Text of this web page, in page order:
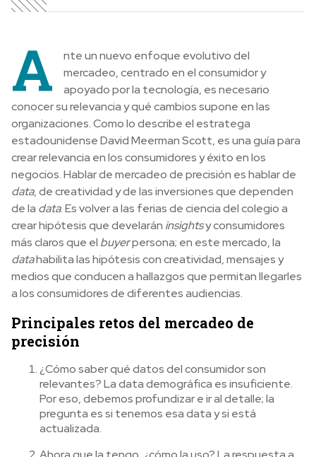
A
nte un nuevo enfoque evolutivo del
mercadeo, centrado en el consumidor y
apoyado por la tecnología, es necesario
conocer su relevancia y qué cambios supone en las
organizaciones. Como lo describe el estratega
estadounidense David Meerman Scott, es una guía para
crear relevancia en los consumidores y éxito en los
negocios. Hablar de mercadeo de precisión es hablar de
data, de creatividad y de las inversiones que dependen
de la data. Es volver a las ferias de ciencia del colegio a
crear hipótesis que develarán insightsy consumidores
más claros que el buyerpersona; en este mercado, la
datahabilita las hipótesis con creatividad, mensajes y
medios que conducen a hallazgos que permitan llegarles
a los consumidores de diferentes audiencias.
Principales retos del mercadeo de
precisión
¿Cómo saber qué datos del consumidor son
relevantes? La data demográfica es insuficiente.
Por eso, debemos profundizar e ir al detalle; la
pregunta es si tenemos esa data y si está
actualizada.